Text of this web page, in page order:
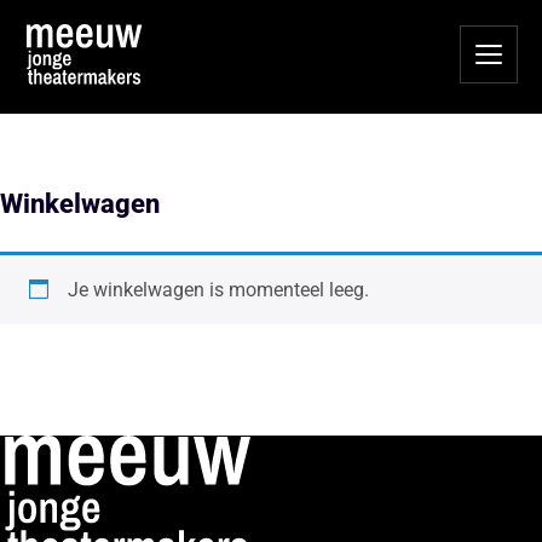
Winkelwagen
Je winkelwagen is momenteel leeg.